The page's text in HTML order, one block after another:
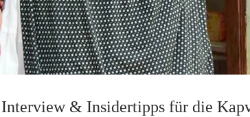
& Insidertipps für die